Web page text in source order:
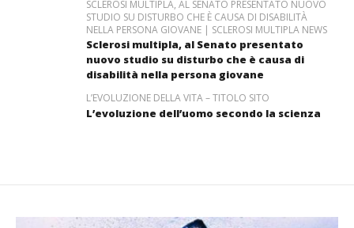
SCLEROSI MULTIPLA, AL SENATO PRESENTATO NUOVO
STUDIO SU DISTURBO CHE È CAUSA DI DISABILITÀ
NELLA PERSONA GIOVANE | SCLEROSI MULTIPLA NEWS
Sclerosi multipla, al Senato presentato
nuovo studio su disturbo che è causa di
disabilità nella persona giovane
L’EVOLUZIONE DELLA VITA – TITOLO SITO
L’evoluzione dell’uomo secondo la scienza